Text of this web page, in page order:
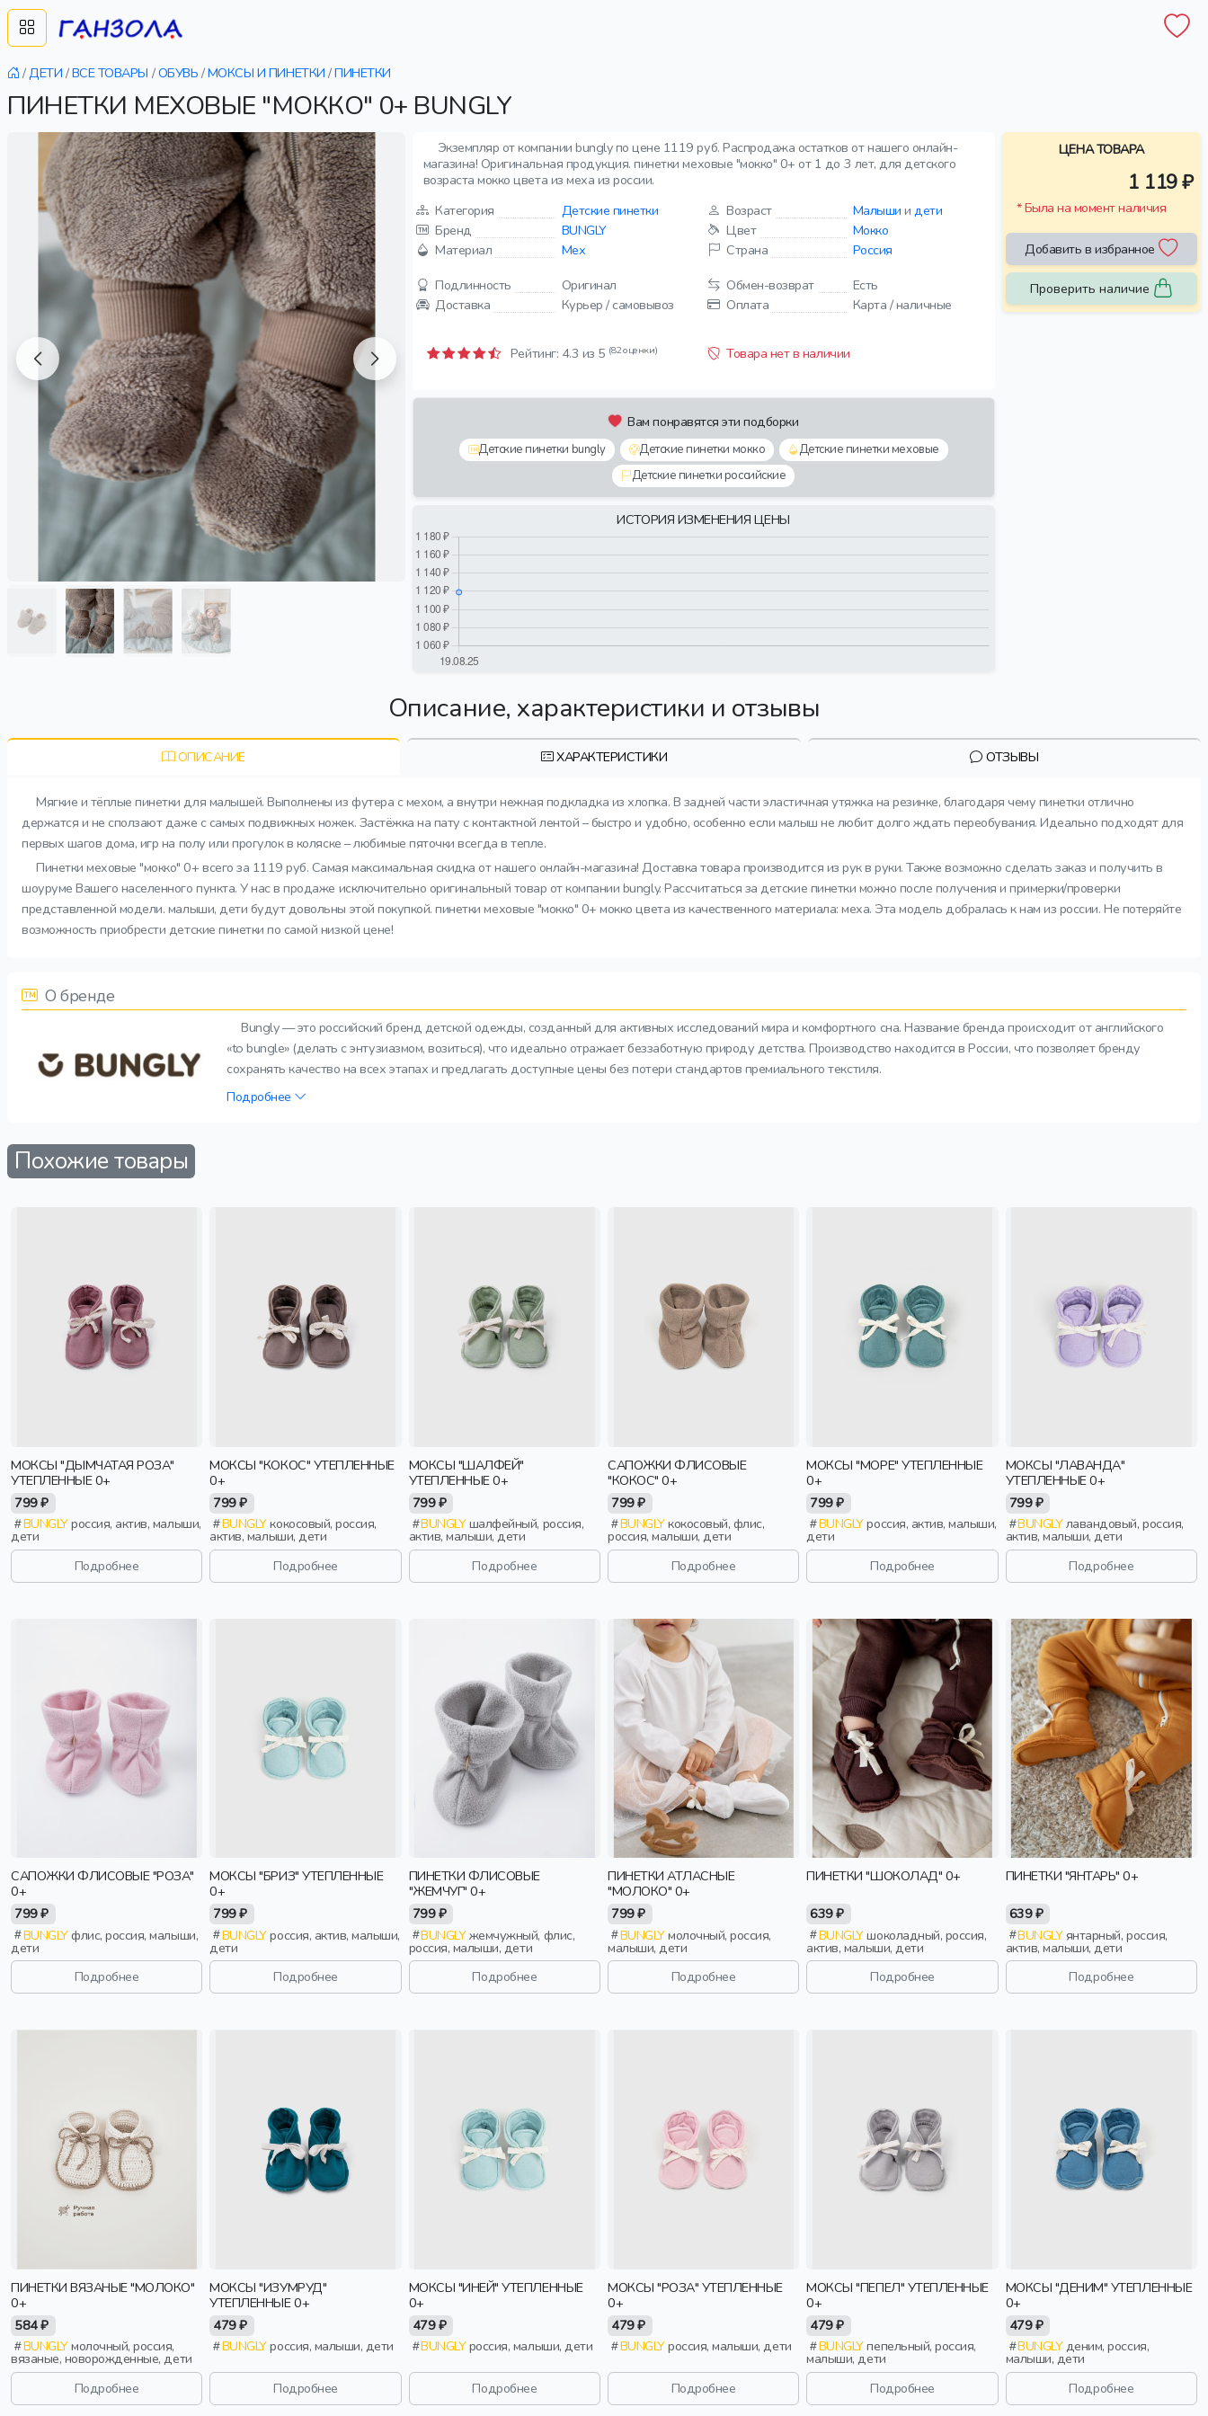
/ДЕТИ /ВСЕ ТОВАРЫ /ОБУВЬ /МОКСЫ И ПИНЕТКИ /ПИНЕТКИ
ПИНЕТКИ МЕХОВЫЕ "МОККО" 0+ BUNGLY
Экземпляр от компании bungly по цене 1119 руб. Распродажа остатков от нашего онлайн-
магазина! Оригинальная продукция. пинетки меховые "мокко" 0+ от 1 до 3 лет, для детского
возраста мокко цвета из меха из россии.
Категория
Детские пинетки Возраст Малыши идети
Бренд
BUNGLY Цвет
Мокко
Материал
Мех Страна
Россия
Подлинность
Оригинал Обмен-возврат
Есть
Доставка
Курьер / самовывоз Оплата Карта / наличные
Рейтинг: 4.3 из 5 (82 оценки) Товара нет в наличии
Вам понравятся эти подборки
Детские пинетки bungly Детские пинетки мокко
Детские пинетки меховые
Детские пинетки российские
ИСТОРИЯ ИЗМЕНЕНИЯ ЦЕНЫ
ЦЕНА ТОВАРА
1 119 ₽
* Была на момент наличия
Добавить в избранное
Проверить наличие
Описание, характеристики и отзывы
ОПИСАНИЕ ХАРАКТЕРИСТИКИ ОТЗЫВЫ
Мягкие и тёплые пинетки для малышей. Выполнены из футера с мехом, а внутри нежная подкладка из хлопка. В задней части эластичная утяжка на резинке, благодаря чему пинетки отлично
держатся и не сползают даже с самых подвижных ножек. Застёжка на пату с контактной лентой – быстро и удобно, особенно если малыш не любит долго ждать переобувания. Идеально подходят для
первых шагов дома, игр на полу или прогулок в коляске – любимые пяточки всегда в тепле.
Пинетки меховые "мокко" 0+ всего за 1119 руб. Самая максимальная скидка от нашего онлайн-магазина! Доставка товара производится из рук в руки. Также возможно сделать заказ и получить в
шоуруме Вашего населенного пункта. У нас в продаже исключительно оригинальный товар от компании bungly. Рассчитаться за детские пинетки можно после получения и примерки/проверки
представленной модели. малыши, дети будут довольны этой покупкой. пинетки меховые "мокко" 0+ мокко цвета из качественного материала: меха. Эта модель добралась к нам из россии. Не потеряйте
возможность приобрести детские пинетки по самой низкой цене!
О бренде
Bungly — это российский бренд детской одежды, созданный для активных исследований мира и комфортного сна. Название бренда происходит от английского
«to bungle» (делать с энтузиазмом, возиться), что идеально отражает беззаботную природу детства. Производство находится в России, что позволяет бренду
сохранять качество на всех этапах и предлагать доступные цены без потери стандартов премиального текстиля.
Подробнее
Похожие товары
МОКСЫ "ДЫМЧАТАЯ РОЗА"
УТЕПЛЕННЫЕ 0+
799 ₽
BUNGLYроссия, актив, малыши,
дети
Подробнее
МОКСЫ "КОКОС" УТЕПЛЕННЫЕ
0+
799 ₽
BUNGLYкокосовый, россия,
актив, малыши, дети
Подробнее
МОКСЫ "ШАЛФЕЙ"
УТЕПЛЕННЫЕ 0+
799 ₽
BUNGLYшалфейный, россия,
актив, малыши, дети
Подробнее
САПОЖКИ ФЛИСОВЫЕ
"КОКОС" 0+
799 ₽
BUNGLYкокосовый, флис,
россия, малыши, дети
Подробнее
МОКСЫ "МОРЕ" УТЕПЛЕННЫЕ
0+
799 ₽
BUNGLYроссия, актив, малыши,
дети
Подробнее
МОКСЫ "ЛАВАНДА"
УТЕПЛЕННЫЕ 0+
799 ₽
BUNGLYлавандовый, россия,
актив, малыши, дети
Подробнее
САПОЖКИ ФЛИСОВЫЕ "РОЗА"
0+
799 ₽
BUNGLYфлис, россия, малыши,
дети
Подробнее
МОКСЫ "БРИЗ" УТЕПЛЕННЫЕ
0+
799 ₽
BUNGLYроссия, актив, малыши,
дети
Подробнее
ПИНЕТКИ ФЛИСОВЫЕ
"ЖЕМЧУГ" 0+
799 ₽
BUNGLYжемчужный, флис,
россия, малыши, дети
Подробнее
ПИНЕТКИ АТЛАСНЫЕ
"МОЛОКО" 0+
799 ₽
BUNGLYмолочный, россия,
малыши, дети
Подробнее
ПИНЕТКИ "ШОКОЛАД" 0+
639 ₽
BUNGLYшоколадный, россия,
актив, малыши, дети
Подробнее
ПИНЕТКИ "ЯНТАРЬ" 0+
639 ₽
BUNGLYянтарный, россия,
актив, малыши, дети
Подробнее
ПИНЕТКИ ВЯЗАНЫЕ "МОЛОКО"
0+
584 ₽
BUNGLYмолочный, россия,
вязаные, новорожденные, дети
Подробнее
МОКСЫ "ИЗУМРУД"
УТЕПЛЕННЫЕ 0+
479 ₽
BUNGLYроссия, малыши, дети
Подробнее
МОКСЫ "ИНЕЙ" УТЕПЛЕННЫЕ
0+
479 ₽
BUNGLYроссия, малыши, дети
Подробнее
МОКСЫ "РОЗА" УТЕПЛЕННЫЕ
0+
479 ₽
BUNGLYроссия, малыши, дети
Подробнее
МОКСЫ "ПЕПЕЛ" УТЕПЛЕННЫЕ
0+
479 ₽
BUNGLYпепельный, россия,
малыши, дети
Подробнее
МОКСЫ "ДЕНИМ" УТЕПЛЕННЫЕ
0+
479 ₽
BUNGLYденим, россия,
малыши, дети
Подробнее